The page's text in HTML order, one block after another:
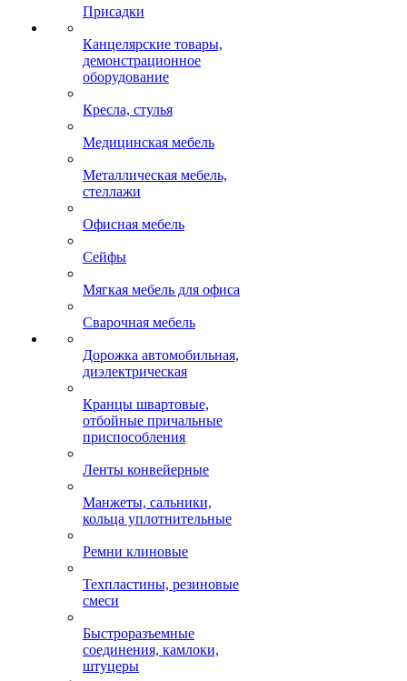
Присадки
Канцелярские товары,
демонстрационное
оборудование
Кресла, стулья
Медицинская мебель
Металлическая мебель,
стеллажи
Офисная мебель
Сейфы
Мягкая мебель для офиса
Сварочная мебель
Дорожка автомобильная,
диэлектрическая
Кранцы швартовые,
отбойные причальные
приспособления
Ленты конвейерные
Манжеты, сальники,
кольца уплотнительные
Ремни клиновые
Техпластины, резиновые
смеси
Быстроразъемные
соединения, камлоки,
штуцеры